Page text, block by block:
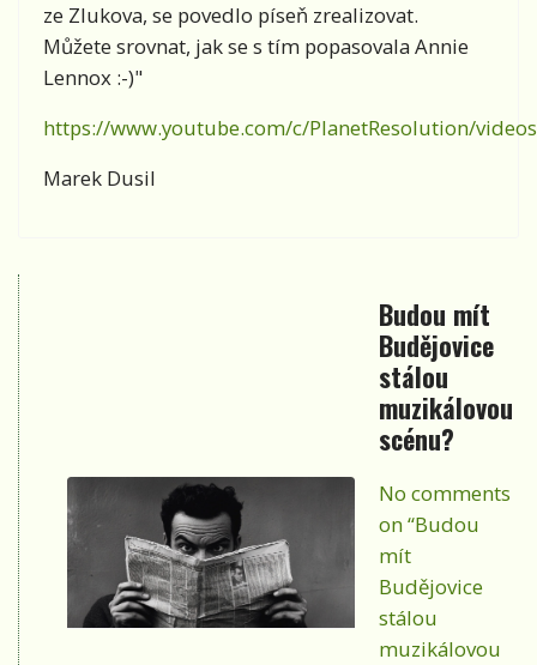
ze Zlukova, se povedlo píseň zrealizovat.
Můžete srovnat, jak se s tím popasovala Annie
Lennox :-)"
https://www.youtube.com/c/PlanetResolution/videos
Marek Dusil
Budou mít
Budějovice
stálou
muzikálovou
scénu?
No comments
on “Budou
mít
Budějovice
stálou
muzikálovou